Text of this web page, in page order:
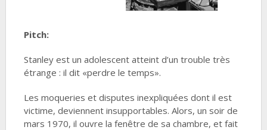
Pitch:
Stanley est un adolescent atteint d’un trouble très
étrange : il dit «perdre le temps».
Les moqueries et disputes inexpliquées dont il est
victime, deviennent insupportables. Alors, un soir de
mars 1970, il ouvre la fenêtre de sa chambre, et fait